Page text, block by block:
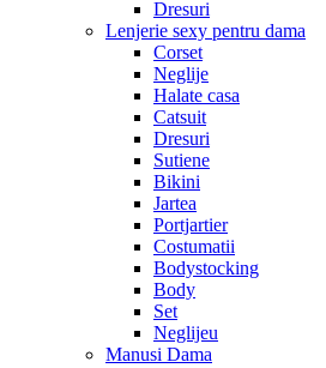
Dresuri
Lenjerie sexy pentru dama
Corset
Neglije
Halate casa
Catsuit
Dresuri
Sutiene
Bikini
Jartea
Portjartier
Costumatii
Bodystocking
Body
Set
Neglijeu
Manusi Dama